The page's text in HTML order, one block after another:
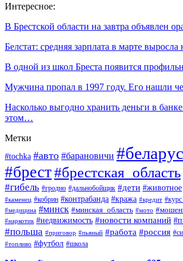
Интересное:
В Брестской области на завтра объявлен
Белстат: средняя зарплата в марте выросла
В одной из школ Бреста появится
Мужчина пропал в 1997 году. Его нашли
Насколько выгодно хранить деньги в
этом…
Метки
#tochka #авто #барановичи
#брест#брестская_область
#гибель #гродно #дальнобойщик #дети #животное
#каменец #кобрин #контрабанда #кража #кредит
#медицина #минск #минская_область #мото
#наркотик #недвижимость #новости компаний
#польша #приговор #пьяный #работа #россия
#топливо #футбол #школа